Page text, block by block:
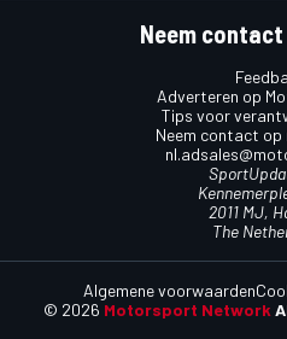
Neem
Adverteren op
Tips voor
Neem contact
2011 MJ,
The
© 2026 Motorsport Network
Algemene voorwaarden